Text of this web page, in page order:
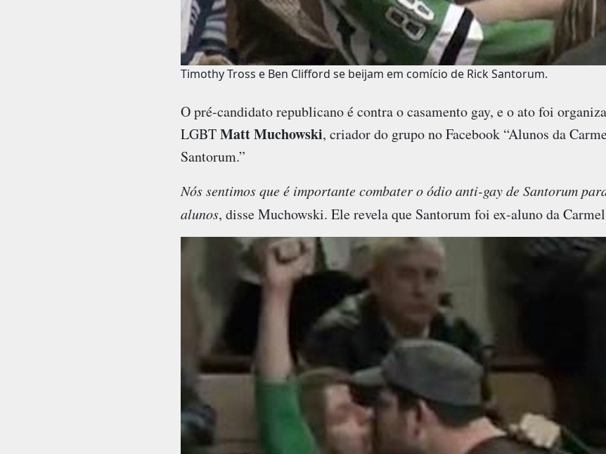
Timothy Tross e Ben Clifford se beijam em comício de Rick Santorum.
O pré-candidato republicano é contra o casamento gay, e o ato foi
LGBTMatt Muchowski, criador do grupo no Facebook “Alunos da
Santorum.”
Nós sentimos que é importante combater o ódio anti-gay de Santorum
alunos, disse Muchowski. Ele revela que Santorum foi ex-aluno da